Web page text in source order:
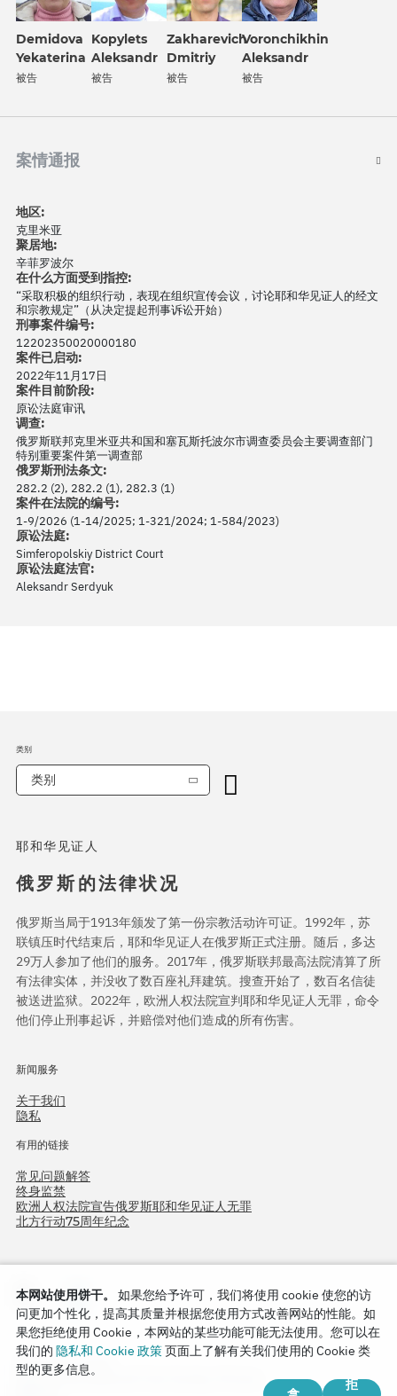
Demidova
Yekaterina
被告
Kopylets
Aleksandr
被告
Zakharevich
Dmitriy
被告
Voronchikhin
Aleksandr
被告
案情通报
地区:
克里米亚
聚居地:
辛菲罗波尔
在什么方面受到指控:
“采取积极的组织行动，表现在组织宣传会议，讨论耶和华见证人的经文
和宗教规定”（从决定提起刑事诉讼开始）
刑事案件编号:
12202350020000180
案件已启动:
2022年11月17日
案件目前阶段:
原讼法庭审讯
调查:
俄罗斯联邦克里米亚共和国和塞瓦斯托波尔市调查委员会主要调查部门
特别重要案件第一调查部
俄罗斯刑法条文:
282.2 (2), 282.2 (1), 282.3 (1)
案件在法院的编号:
1-9/2026 (1-14/2025; 1-321/2024; 1-584/2023)
原讼法庭:
Simferopolskiy District Court
原讼法庭法官:
Aleksandr Serdyuk
耶和华见证人
俄罗斯的法律状况
俄罗斯当局于1913年颁发了第一份宗教活动许可证。1992年，苏
联镇压时代结束后，耶和华见证人在俄罗斯正式注册。随后，多达
29万人参加了他们的服务。2017年，俄罗斯联邦最高法院清算了所
有法律实体，并没收了数百座礼拜建筑。搜查开始了，数百名信徒
被送进监狱。2022年，欧洲人权法院宣判耶和华见证人无罪，命令
他们停止刑事起诉，并赔偿对他们造成的所有伤害。
新闻服务
关于我们
隐私
有用的链接
常见问题解答
终身监禁
欧洲人权法院宣告俄罗斯耶和华见证人无罪
北方行动75周年纪念
类别
类别
Copyright © 2026
Watch Tower Bible and Tract Society of Korea.
本网站使用饼干。
如果您给予许可，我们将使用 cookie 使您的访
问更加个性化，提高其质量并根据您使用方式改善网站的性能。如
果您拒绝使用 Cookie，本网站的某些功能可能无法使用。您可以在
我们的 隐私和 Cookie 政策页面上了解有关我们使用的 Cookie 类
型的更多信息。
拒